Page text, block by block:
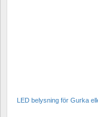
LED belysning för Gurka